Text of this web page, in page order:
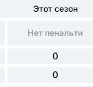
Этот сезон
Нет пенальти
0
0